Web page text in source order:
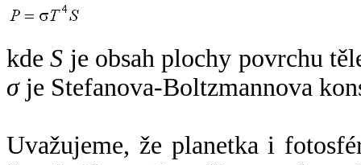
kdeS je obsah plochy povrchu
σje Stefanova-Boltzmannova
Uvažujeme, že planetka i